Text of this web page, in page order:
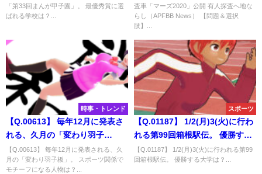
は？
「第33回まんが甲子園」。 最優秀賞に選
ばれる学校は？...
は？
査車「マーズ2020」公開 有人探査へ地な
らし（APFBB News） 【問題＆選択
肢】...
時事・トレンド
【Q.00613】 毎年12月に発表さ
れる、久月の「変わり羽子
板」。 スポーツ関係でモチーフ
になる人物は？
【Q.00613】 毎年12月に発表される、久
月の「変わり羽子板」。 スポーツ関係で
モチーフになる人物は？...
スポーツ
【Q.01187】 1/2(月)3(火)に行わ
れる第99回箱根駅伝。 優勝する
大学は？
【Q.01187】 1/2(月)3(火)に行われる第99
回箱根駅伝。 優勝する大学は？...